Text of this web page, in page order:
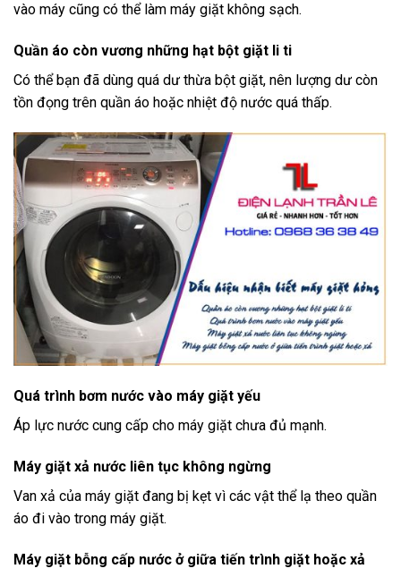
vào máy cũng có thể làm máy giặt không sạch.
Quần áo còn vương những hạt bột giặt li ti
Có thể bạn đã dùng quá dư thừa bột giặt, nên lượng dư còn
tồn đọng trên quần áo hoặc nhiệt độ nước quá thấp.
Quá trình bơm nước vào máy giặt yếu
Áp lực nước cung cấp cho máy giặt chưa đủ mạnh.
Máy giặt xả nước liên tục không ngừng
Van xả của máy giặt đang bị kẹt vì các vật thể lạ theo quần
áo đi vào trong máy giặt.
Máy giặt bỗng cấp nước ở giữa tiến trình giặt hoặc xả